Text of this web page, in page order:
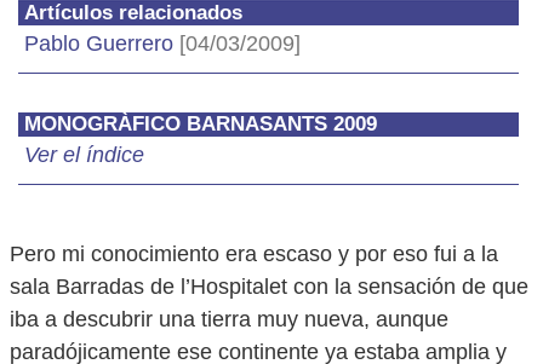
Artículos relacionados
Pablo Guerrero [04/03/2009]
MONOGRÀFICO BARNASANTS 2009
Ver el índice
Pero mi conocimiento era escaso y por eso fui a la
sala Barradas de l’Hospitalet con la sensación de que
iba a descubrir una tierra muy nueva, aunque
paradójicamente ese continente ya estaba amplia y